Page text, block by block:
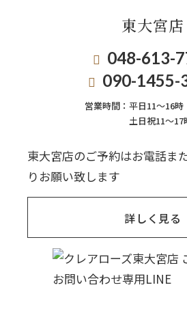
東大宮店
048-613-
090-1455-
営業時間： 平日11〜16時
土日祝11〜17
東大宮店のご予約はお電話ま
りお願い致します
詳しく見る